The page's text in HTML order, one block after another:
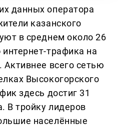
данных оператора
казанского
в среднем около 26
на
Активнее всего сетью
Высокогорского
здесь достиг 31
В тройку лидеров
населённые